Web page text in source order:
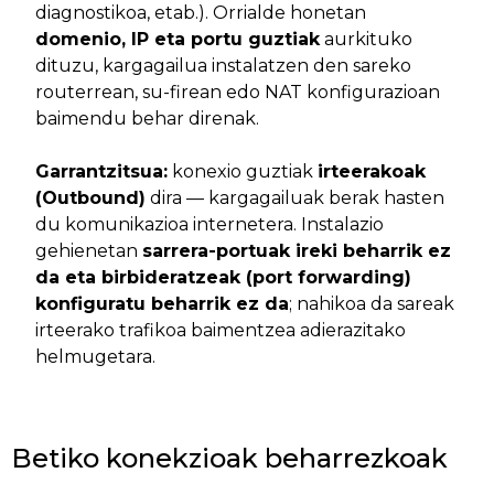
diagnostikoa, etab.). Orrialde honetan
domenio, IP eta portu guztiakaurkituko
dituzu, kargagailua instalatzen den sareko
routerrean, su-firean edo NAT konfigurazioan
baimendu behar direnak.
Garrantzitsua: konexio guztiak irteerakoak
(Outbound) dira — kargagailuak berak hasten
du komunikazioa internetera. Instalazio
gehienetan sarrera-portuak ireki beharrik ez
da eta birbideratzeak (port forwarding)
konfiguratu beharrik ez da; nahikoa da sareak
irteerako trafikoa baimentzea adierazitako
helmugetara.
Betiko konekzioak beharrezkoak